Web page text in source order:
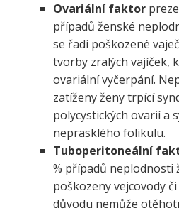
Ovariální faktor
případů ženské
se řadí poškozené
tvorby zralých vajíček,
ovariální vyčerpání.
zatíženy ženy trpící
polycystických ovarií a
neprasklého folikulu.
Tuboperitoneální
% případů neplodnosti
poškozeny vejcovody
důvodu nemůže